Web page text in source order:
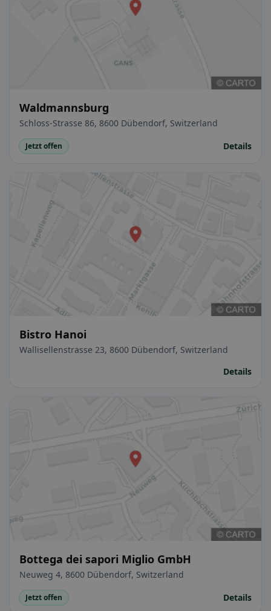
Waldmannsburg
Schloss-Strasse 86, 8600 Dübendorf, Switzerland
Jetzt offen Details
Bistro Hanoi
Wallisellenstrasse 23, 8600 Dübendorf, Switzerland
Details
Bottega dei sapori Miglio GmbH
Neuweg 4, 8600 Dübendorf, Switzerland
Jetzt offen Details